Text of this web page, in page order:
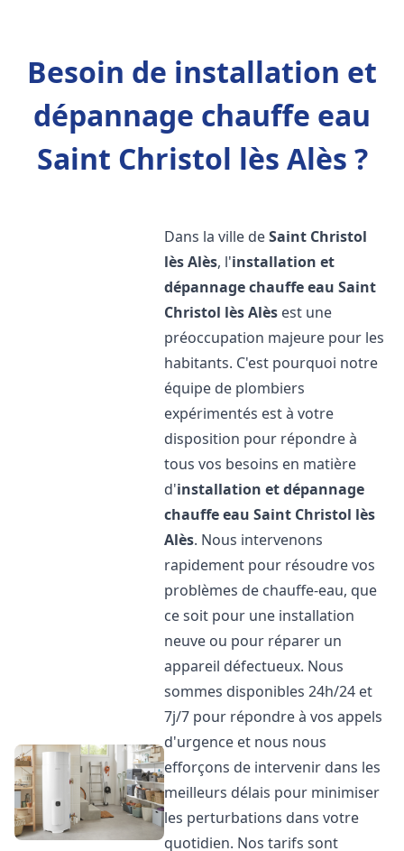
Besoin de installation et
dépannage chauffe eau
Saint Christol lès Alès ?
Dans la ville deSaint Christol
lès Alès, l'installation et
dépannage chauffe eau Saint
Christol lès Alès est une
préoccupation majeure pour les
habitants. C'est pourquoi notre
équipe de plombiers
expérimentés est à votre
disposition pour répondre à
tous vos besoins en matière
d'installation et dépannage
chauffe eau Saint Christol lès
Alès. Nous intervenons
rapidement pour résoudre vos
problèmes de chauffe-eau, que
ce soit pour une installation
neuve ou pour réparer un
appareil défectueux. Nous
sommes disponibles 24h/24 et
7j/7 pour répondre à vos appels
d'urgence et nous nous
efforçons de intervenir dans les
meilleurs délais pour minimiser
les perturbations dans votre
quotidien. Nos tarifs sont